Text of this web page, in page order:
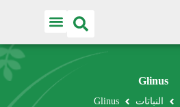
Glinus
النباتات Glinus